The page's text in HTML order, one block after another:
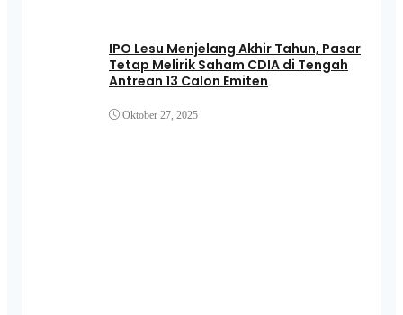
IPO Lesu Menjelang Akhir Tahun, Pasar
Tetap Melirik Saham CDIA di Tengah
Antrean 13 Calon Emiten
Oktober 27, 2025